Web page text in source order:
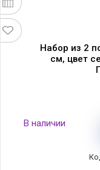
Набор из 2
см, цвет